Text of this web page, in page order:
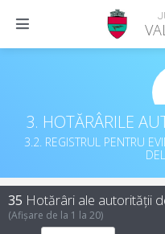
3. HOTĂRÂRILE
3.2. REGISTRUL PENTRU
35 Hotărâri ale autorității
(Afișare de la 1 la 20)